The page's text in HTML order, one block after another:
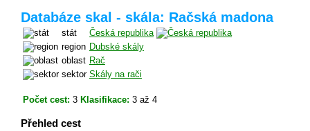
Databáze skal - skála: Račská madona
stát
Česká republika
region Dubské skály
oblast Rač
sektor Skály na rači
Počet cest: 3 Klasifikace: 3 až 4
Přehled cest